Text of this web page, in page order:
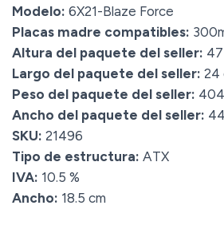
Modelo: 6X21-Blaze Force
Placas madre compatibles:
Altura del paquete del seller:
Largo del paquete del seller: 24
Peso del paquete del seller:
Ancho del paquete del seller:
SKU: 21496
Tipo de estructura: ATX
IVA: 10.5 %
Ancho: 18.5 cm